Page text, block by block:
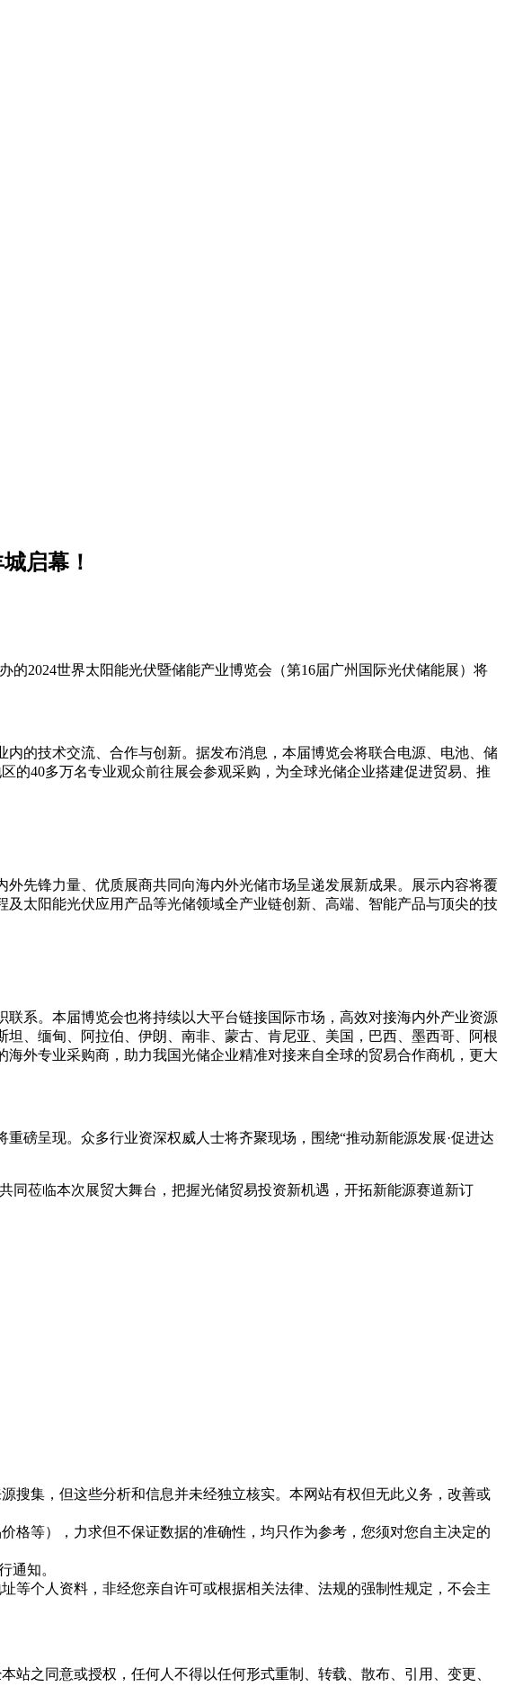
启幕！
2024世界太阳能光伏暨储能产业博览会（第16届广州国际光伏储能展）将
的技术交流、合作与创新。据发布消息，本届博览会将联合电源、电池、储
的40多万名专业观众前往展会参观采购，为全球光储企业搭建促进贸易、推
先锋力量、优质展商共同向海内外光储市场呈递发展新成果。展示内容将覆
太阳能光伏应用产品等光储领域全产业链创新、高端、智能产品与顶尖的技
系。本届博览会也将持续以大平台链接国际市场，高效对接海内外产业资源
、缅甸、阿拉伯、伊朗、南非、蒙古、肯尼亚、美国，巴西、墨西哥、阿根
外专业采购商，助力我国光储企业精准对接来自全球的贸易合作商机，更大
磅呈现。众多行业资深权威人士将齐聚现场，围绕“推动新能源发展·促进达
同莅临本次展贸大舞台，把握光储贸易投资新机遇，开拓新能源赛道新订
搜集，但这些分析和信息并未经独立核实。本网站有权但无此义务，改善或
格等），力求但不保证数据的准确性，均只作为参考，您须对您自主决定的
通知。
等个人资料，非经您亲自许可或根据相关法律、法规的强制性规定，不会主
站之同意或授权，任何人不得以任何形式重制、转载、散布、引用、变更、